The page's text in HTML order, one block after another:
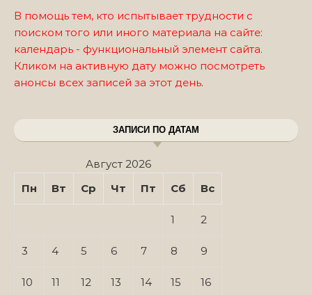
В помощь тем, кто испытывает трудности с
поиском того или иного материала на сайте:
календарь - функциональный элемент сайта.
Кликом на активную дату можно посмотреть
анонсы всех записей за этот день.
ЗАПИСИ ПО ДАТАМ
Август 2026
Пн
Вт Ср Чт Пт Сб Вс
1 2
3 4 5 6 7 8 9
10 11 12 13 14 15 16